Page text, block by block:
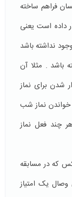
فراهم ساخته
داده است یعنی
نداشته باشد
باشد . مثلا آن
برای نماز
خواندن نماز شب
چند فعل نماز
که در مسابقه
یک امتیاز